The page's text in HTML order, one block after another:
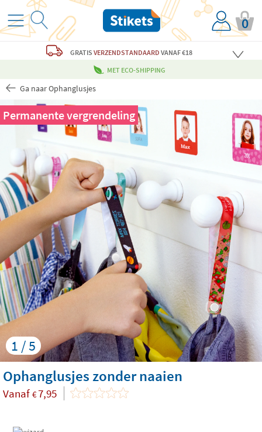
0
GRATIS VERZENDSTANDAARD VANAF €18
MET ECO-SHIPPING
Ga naar Ophanglusjes
1 / 5
Permanente vergrendeling
Ophanglusjes zonder naaien
Vanaf €7,95